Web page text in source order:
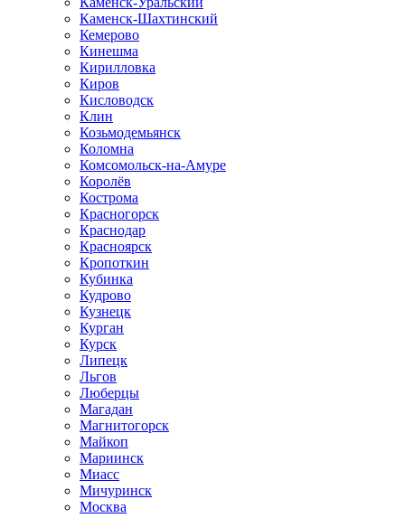
Каменск-Шахтинский
Кемерово
Кинешма
Кирилловка
Киров
Кисловодск
Клин
Козьмодемьянск
Коломна
Комсомольск-на-Амуре
Королёв
Кострома
Красногорск
Краснодар
Красноярск
Кропоткин
Кубинка
Кудрово
Кузнецк
Курган
Курск
Липецк
Льгов
Люберцы
Магадан
Магнитогорск
Майкоп
Мариинск
Миасс
Мичуринск
Москва